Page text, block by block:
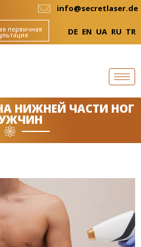
info@secretlaser.de
первичная DE EN UA RU TR
НИЖНЕЙ ЧАСТИ НОГ